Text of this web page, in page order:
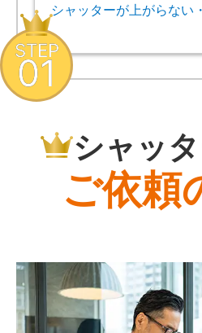
シャッターが上がらない
シャッ
ご依頼
STEP
01